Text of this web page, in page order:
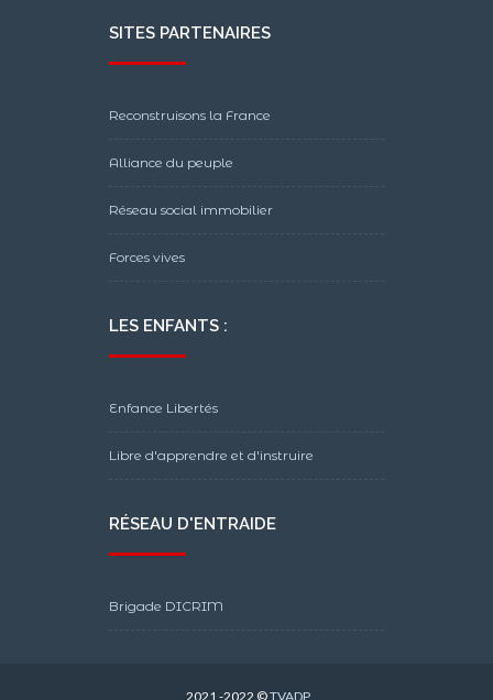
SITES PARTENAIRES
Reconstruisons la France
Alliance du peuple
Réseau social immobilier
Forces vives
LES ENFANTS :
Enfance Libertés
Libre d'apprendre et d'instruire
RÉSEAU D'ENTRAIDE
Brigade DICRIM
2021 -2022 ©TVADP